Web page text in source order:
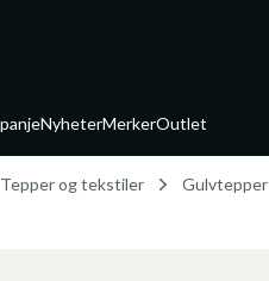
NyheterMerkerOutlet
Tepper og tekstiler Gulvtepper